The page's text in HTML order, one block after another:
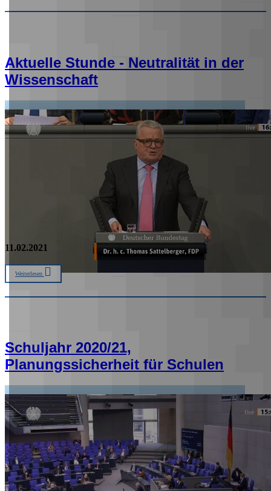
Aktuelle Stunde - Neutralität in der
Wissenschaft
11.02.2021
Weiterlesen
Schuljahr 2020/21,
Planungssicherheit für Schulen